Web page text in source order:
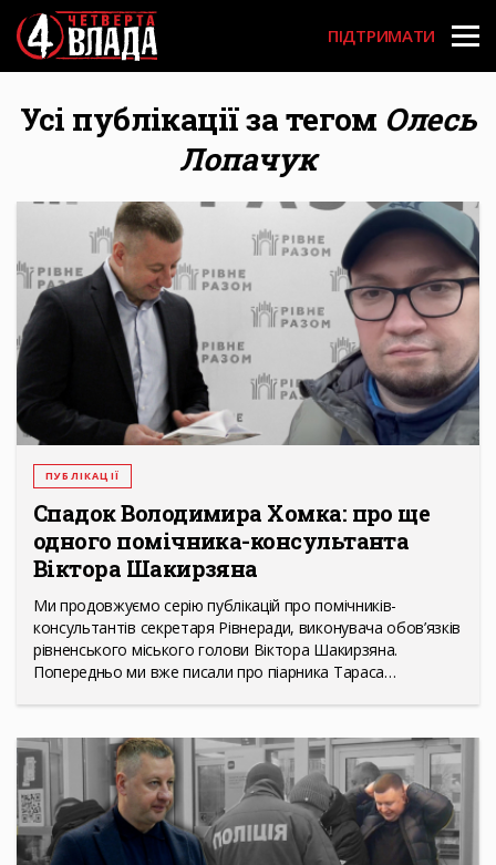
Перейти
до
основного
вмісту
User
account
menu
ПІДТРИМАТИ
Усі публікації за тегом Олесь
Лопачук
ПУБЛІКАЦІЇ
Спадок Володимира Хомка: про ще
одного помічника-консультанта
Віктора Шакирзяна
Ми продовжуємо серію публікацій про помічників-
консультантів секретаря Рівнеради, виконувача обов’язків
рівненського міського голови Віктора Шакирзяна.
Попередньо ми вже писали про піарника Тараса…